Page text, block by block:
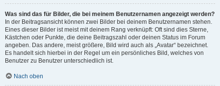
Was sind das für Bilder, die bei meinem Benutzernamen angezeigt werden?
In der Beitragsansicht können zwei Bilder bei deinem Benutzernamen stehen.
Eines dieser Bilder ist meist mit deinem Rang verknüpft: Oft sind dies Sterne,
Kästchen oder Punkte, die deine Beitragszahl oder deinen Status im Forum
angeben. Das andere, meist größere, Bild wird auch als „Avatar“ bezeichnet.
Es handelt sich hierbei in der Regel um ein persönliches Bild, welches von
Benutzer zu Benutzer unterschiedlich ist.
Nach oben